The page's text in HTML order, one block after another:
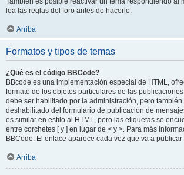
lea las reglas del foro antes de hacerlo.
Arriba
Formatos y tipos de temas
¿Qué es el código BBCode?
BBcode es una implementación especial de HTML,
formato de los objetos particulares de las
debe ser habilitado por la administración, pero
deshabilitado del formulario de publicación de
es similar en estilo al HTML, pero las etiquetas se
entre corchetes [ y ] en lugar de < y >. Para más
BBCode. El enlace aparece cada vez que va a
Arriba